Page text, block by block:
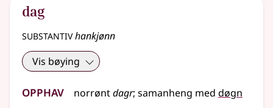
dag
substantivhankjønn
Vis bøying
Opphav norrøntdagr; samanheng med døgn